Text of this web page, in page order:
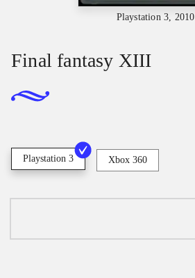
Playstation 3, 2010
Final fantasy XIII
Playstation 3 Xbox 360